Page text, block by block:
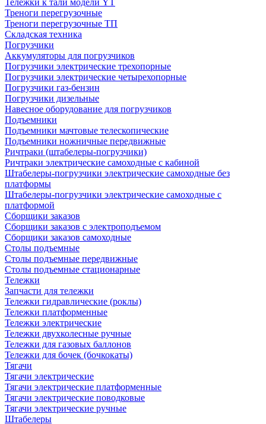
Тележки к тали модели YT
Треноги перегрузочные
Треноги перегрузочные ТП
Складская техника
Погрузчики
Аккумуляторы для погрузчиков
Погрузчики электрические трехопорные
Погрузчики электрические четырехопорные
Погрузчики газ-бензин
Погрузчики дизельные
Навесное оборудование для погрузчиков
Подъемники
Подъемники мачтовые телескопические
Подъемники ножничные передвижные
Ричтраки (штабелеры-погрузчики)
Ричтраки электрические самоходные с кабиной
Штабелеры-погрузчики электрические самоходные без
платформы
Штабелеры-погрузчики электрические самоходные с
платформой
Сборщики заказов
Сборщики заказов с электроподъемом
Сборщики заказов самоходные
Столы подъемные
Столы подъемные передвижные
Столы подъемные стационарные
Тележки
Запчасти для тележки
Тележки гидравлические (роклы)
Тележки платформенные
Тележки электрические
Тележки двухколесные ручные
Тележки для газовых баллонов
Тележки для бочек (бочкокаты)
Тягачи
Тягачи электрические
Тягачи электрические платформенные
Тягачи электрические поводковые
Тягачи электрические ручные
Штабелеры